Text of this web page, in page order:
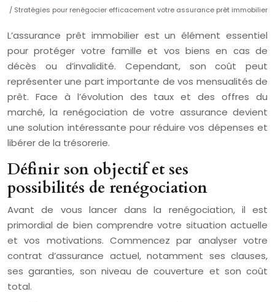
/ Stratégies pour renégocier efficacement votre assurance prêt immobilier
L’assurance prêt immobilier est un élément essentiel
pour protéger votre famille et vos biens en cas de
décès ou d’invalidité. Cependant, son coût peut
représenter une part importante de vos mensualités de
prêt. Face à l’évolution des taux et des offres du
marché, la renégociation de votre assurance devient
une solution intéressante pour réduire vos dépenses et
libérer de la trésorerie.
Définir son objectif et ses
possibilités de renégociation
Avant de vous lancer dans la renégociation, il est
primordial de bien comprendre votre situation actuelle
et vos motivations. Commencez par analyser votre
contrat d’assurance actuel, notamment ses clauses,
ses garanties, son niveau de couverture et son coût
total.